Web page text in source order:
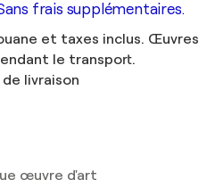
frais supplémentaires.
et taxes inclus. Œuvres
le transport.
livraison
œuvre d'art